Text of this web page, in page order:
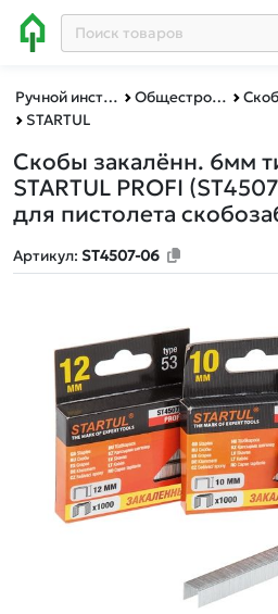
Ручной инструмент Общестроительный инструмент
STARTUL
Скобы закалённ. 6мм
STARTUL PROFI
для пистолета
Артикул: ST4507-06